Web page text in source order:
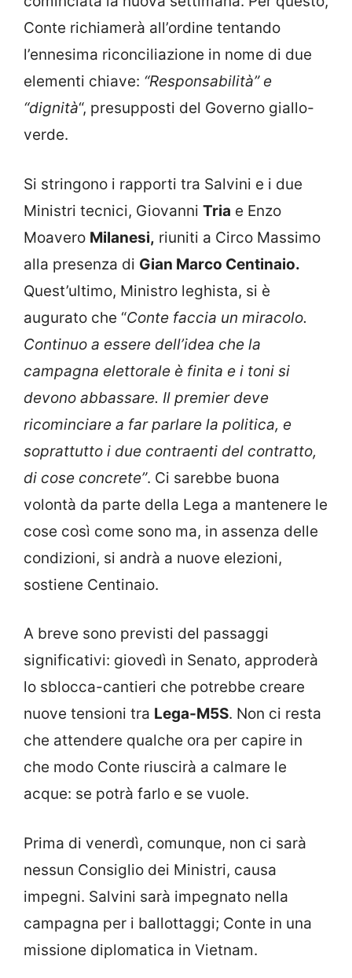
Conte richiamerà all’ordine tentando
l’ennesima riconciliazione in nome di due
elementi chiave: “Responsabilità” e
“dignità“, presupposti del Governo giallo-
verde.
Si stringono i rapporti tra Salvini e i due
Ministri tecnici, Giovanni Tria e Enzo
Moavero Milanesi, riuniti a Circo Massimo
alla presenza di Gian Marco Centinaio.
Quest’ultimo, Ministro leghista, si è
augurato che “Conte faccia un miracolo.
Continuo a essere dell’idea che la
campagna elettorale è finita e i toni si
devono abbassare. Il premier deve
ricominciare a far parlare la politica, e
soprattutto i due contraenti del contratto,
di cose concrete”. Ci sarebbe buona
volontà da parte della Lega a mantenere le
cose così come sono ma, in assenza delle
condizioni, si andrà a nuove elezioni,
sostiene Centinaio.
A breve sono previsti del passaggi
significativi: giovedì in Senato, approderà
lo sblocca-cantieri che potrebbe creare
nuove tensioni tra Lega-M5S. Non ci resta
che attendere qualche ora per capire in
che modo Conte riuscirà a calmare le
acque: se potrà farlo e se vuole.
Prima di venerdì, comunque, non ci sarà
nessun Consiglio dei Ministri, causa
impegni. Salvini sarà impegnato nella
campagna per i ballottaggi; Conte in una
missione diplomatica in Vietnam.